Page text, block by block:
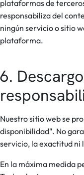
plataformas de
responsabiliza del
ningún servicio o sitio
plataforma.
6.
Nuestro sitio web se
disponibilidad". No
servicio, la exactitud
En la máxima medida